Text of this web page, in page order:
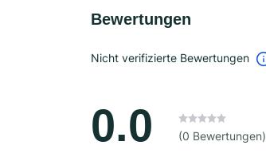
Bewertungen
Nicht verifizierte Bewertungen
0.0 (0 Bewertungen)